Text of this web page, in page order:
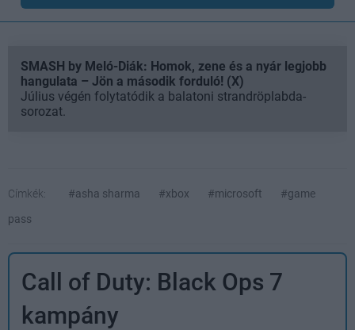
SMASH by Meló-Diák: Homok, zene és a nyár legjobb
hangulata – Jön a második forduló! (X)
Július végén folytatódik a balatoni strandröplabda-
sorozat.
Címkék: #asha sharma #xbox #microsoft
#game
pass
Call of Duty: Black Ops 7
kampány